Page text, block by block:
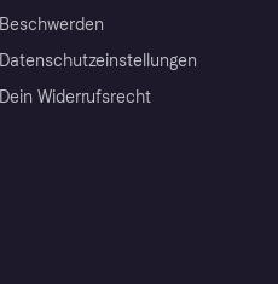
Beschwerden
Datenschutzeinstellungen
Dein Widerrufsrecht